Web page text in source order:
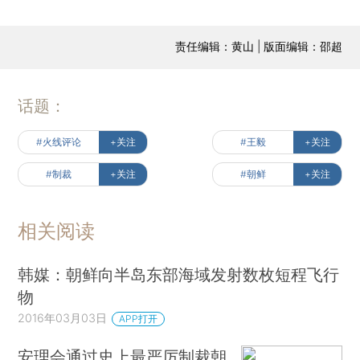
责任编辑：黄山 | 版面编辑：邵超
话题：
#火线评论 +关注 #王毅 +关注
#制裁 +关注 #朝鲜 +关注
相关阅读
韩媒：朝鲜向半岛东部海域发射数枚短程飞行
物
2016年03月03日 APP打开